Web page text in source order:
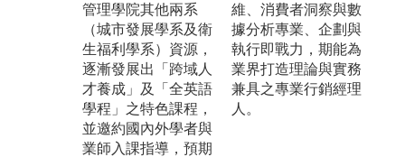
管理學院其他兩系
（城市發展學系及衛
生福利學系）資源，
逐漸發展出「跨域人
才養成」及「全英語
學程」之特色課程，
並邀約國內外學者與
業師入課指導，預期
維、消費者洞察與數
據分析專業、企劃與
執行即戰力，期能為
業界打造理論與實務
兼具之專業行銷經理
人。